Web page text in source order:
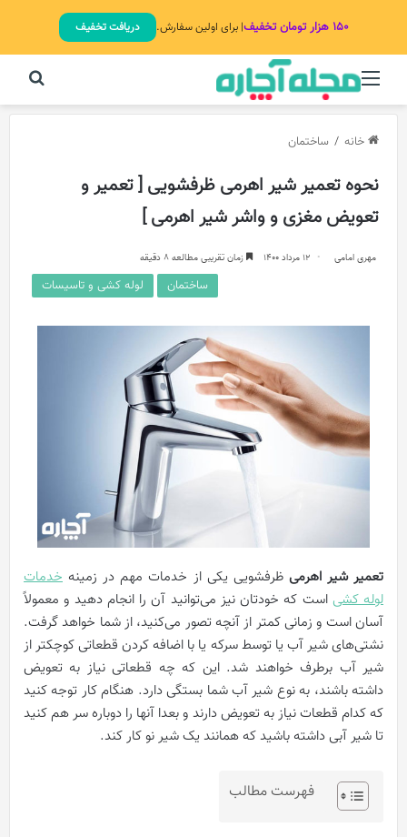
۱۵۰ هزار تومان تخفیف | برای اولین سفارش. دریافت تخفیف
منو
خانه / ساختمان
نحوه تعمیر شیر اهرمی ظرفشویی [ تعمیر و
تعویض مغزی و واشر شیر اهرمی ]
مهری امامی 12 مرداد 1400 زمان تقریبی مطالعه 8 دقیقه
ساختمان لوله کشی و تاسیسات
تعمیر شیر اهرمی ظرفشویی یکی از خدمات مهم در زمینه خدمات
لوله کشی است که خودتان نیز می‌توانید آن را انجام دهید و معمولاً
آسان است و زمانی کمتر از آنچه تصور می‌کنید، از شما خواهد گرفت.
نشتی‌های شیر آب یا توسط سرکه یا با اضافه کردن قطعاتی کوچکتر از
شیر آب برطرف خواهند شد. این که چه قطعاتی نیاز به تعویض
داشته باشند، به نوع شیر آب شما بستگی دارد. هنگام کار توجه کنید
که کدام قطعات نیاز به تعویض دارند و بعدا آنها را دوباره سر هم کنید
تا شیر آبی داشته باشید که همانند یک شیر نو کار کند.
فهرست مطالب